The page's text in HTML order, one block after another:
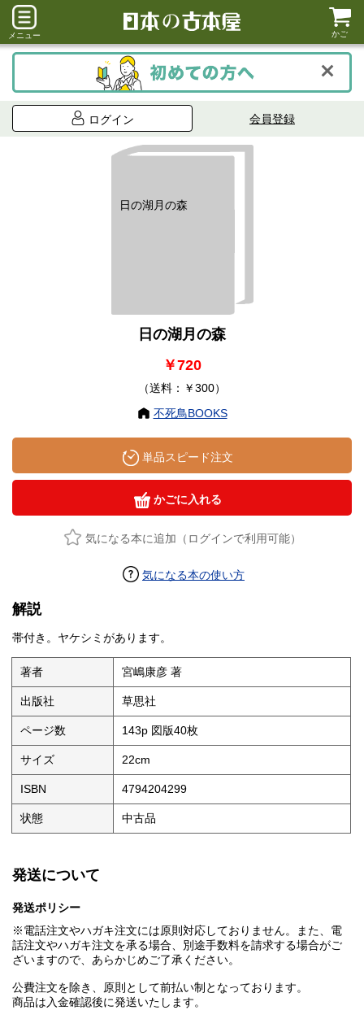
メニュー かご
ログイン 会員登録
日の湖月の森
日の湖月の森
￥720
（送料：￥300）
不死鳥BOOKS
単品スピード注文
かごに入れる
気になる本に追加（ログインで利用可能）
気になる本の使い方
解説
帯付き。ヤケシミがあります。
著者 宮嶋康彦 著
出版社 草思社
ページ数 143p 図版40枚
サイズ 22cm
ISBN 4794204299
状態 中古品
発送について
発送ポリシー
※電話注文やハガキ注文には原則対応しておりません。また、電
話注文やハガキ注文を承る場合、別途手数料を請求する場合がご
ざいますので、あらかじめご了承ください。
公費注文を除き、原則として前払い制となっております。
商品は入金確認後に発送いたします。